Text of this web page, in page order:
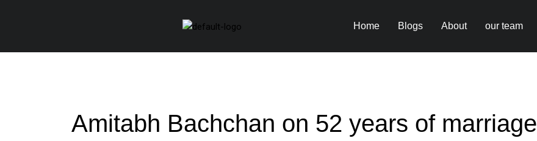
Home Blogs About our team
Amitabh Bachchan on 52 years of marriage